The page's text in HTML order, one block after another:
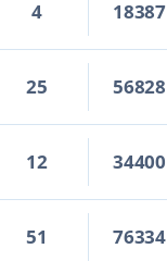
4 18387
25 56828
12 34400
51 76334